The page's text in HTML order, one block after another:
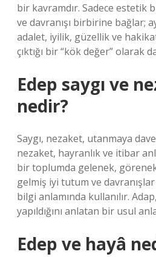
bir kavramdır. Sadece estetik
ve davranışı birbirine bağlar;
adalet, iyilik, güzellik ve
çıktığı bir “kök değer” olarak
Edep saygı ve
nedir?
Saygı, nezaket, utanmaya
nezaket, hayranlık ve itibar
bir toplumda gelenek,
gelmiş iyi tutum ve
bilgi anlamında kullanılır.
yapıldığını anlatan bir usul
Edep ve hayâ